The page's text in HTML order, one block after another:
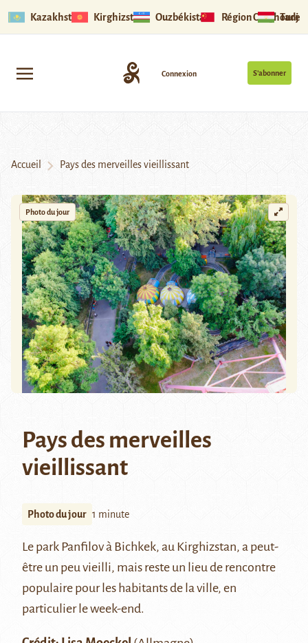
Kazakhstan Kirghizstan Ouzbékistan Région Ouïghoure
S’abonner
Connexion
Accueil Pays des merveilles vieillissant
Photo du jour
Pays des merveilles
vieillissant
Photo du jour 1 minute
Le park Panfilov à Bichkek, au Kirghizstan, a peut-
être un peu vieilli, mais reste un lieu de rencontre
populaire pour les habitants de la ville, en
particulier le week-end.